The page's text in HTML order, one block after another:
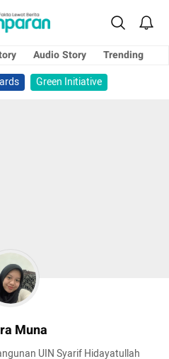
Audio Story
Trending
Green Initiative
Muna
UIN Syarif Hidayatullah